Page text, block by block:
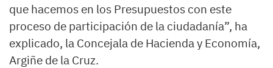
que hacemos en los Presupuestos con este
proceso de participación de la ciudadanía”, ha
explicado, la Concejala de Hacienda y Economía,
Argiñe de la Cruz.